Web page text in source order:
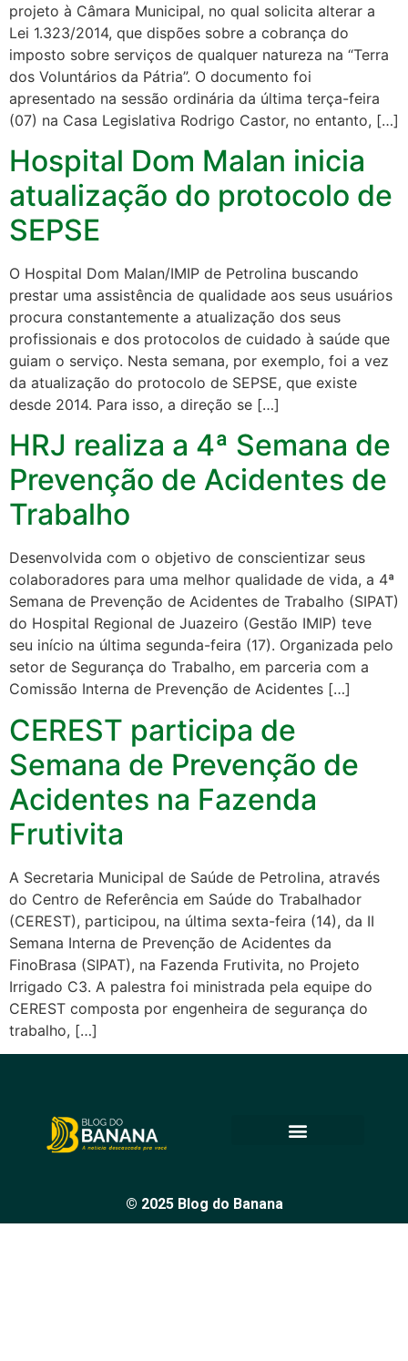
projeto à Câmara Municipal, no qual solicita alterar a
Lei 1.323/2014, que dispões sobre a cobrança do
imposto sobre serviços de qualquer natureza na “Terra
dos Voluntários da Pátria”. O documento foi
apresentado na sessão ordinária da última terça-feira
(07) na Casa Legislativa Rodrigo Castor, no entanto, […]
Hospital Dom Malan inicia
atualização do protocolo de
SEPSE
O Hospital Dom Malan/IMIP de Petrolina buscando
prestar uma assistência de qualidade aos seus usuários
procura constantemente a atualização dos seus
profissionais e dos protocolos de cuidado à saúde que
guiam o serviço. Nesta semana, por exemplo, foi a vez
da atualização do protocolo de SEPSE, que existe
desde 2014. Para isso, a direção se […]
HRJ realiza a 4ª Semana de
Prevenção de Acidentes de
Trabalho
Desenvolvida com o objetivo de conscientizar seus
colaboradores para uma melhor qualidade de vida, a 4ª
Semana de Prevenção de Acidentes de Trabalho (SIPAT)
do Hospital Regional de Juazeiro (Gestão IMIP) teve
seu início na última segunda-feira (17). Organizada pelo
setor de Segurança do Trabalho, em parceria com a
Comissão Interna de Prevenção de Acidentes […]
CEREST participa de
Semana de Prevenção de
Acidentes na Fazenda
Frutivita
A Secretaria Municipal de Saúde de Petrolina, através
do Centro de Referência em Saúde do Trabalhador
(CEREST), participou, na última sexta-feira (14), da II
Semana Interna de Prevenção de Acidentes da
FinoBrasa (SIPAT), na Fazenda Frutivita, no Projeto
Irrigado C3. A palestra foi ministrada pela equipe do
CEREST composta por engenheira de segurança do
trabalho, […]
© 2025 Blog do Banana